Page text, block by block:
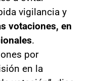
vigilancia y
votaciones, en
.
por
en la